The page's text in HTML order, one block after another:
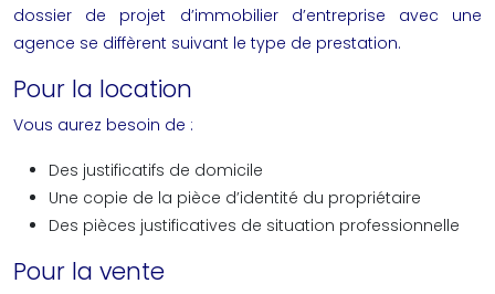
dossier de projet d’immobilier d’entreprise avec une
agence se diffèrent suivant le type de prestation.
Pour la location
Vous aurez besoin de :
Des justificatifs de domicile
Une copie de la pièce d’identité du propriétaire
Des pièces justificatives de situation professionnelle
Pour la vente